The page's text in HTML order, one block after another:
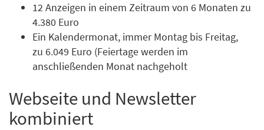
12 Anzeigen in einem Zeitraum von 6 Monaten zu
4.380 Euro
Ein Kalendermonat, immer Montag bis Freitag,
zu 6.049 Euro (Feiertage werden im
anschließenden Monat nachgeholt
Webseite und Newsletter
kombiniert